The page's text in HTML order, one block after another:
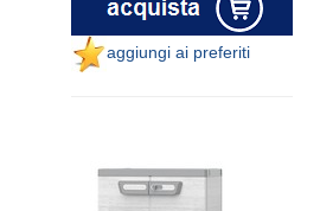
aggiungi ai preferiti